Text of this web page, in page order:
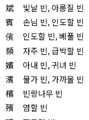
斌
빛날 빈, 아롱질 빈
賓
손님 빈, 인도할 빈
儐
인도할 빈, 베풀 빈
頻
자주 빈, 급박할 빈
嬪
아내 빈, 귀녀 빈
濱
물가 빈, 가까울 빈
檳
빈랑나무 빈
殯
염할 빈